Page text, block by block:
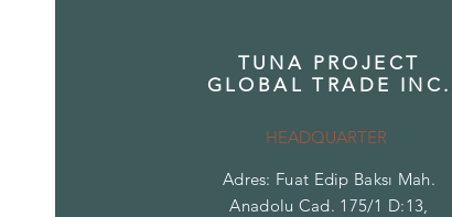
TUNA PROJECT
GLOBAL TRADE INC.
HEADQUARTER
Adres: Fuat Edip Baksı Mah.
Anadolu Cad. 175/1 D:13,